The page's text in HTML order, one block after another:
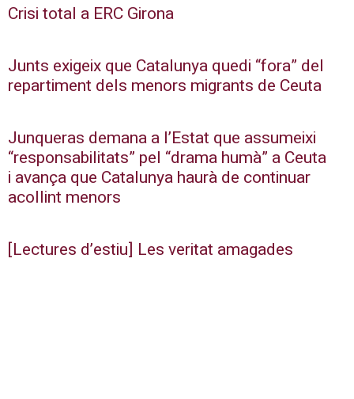
Crisi total a ERC Girona
Junts exigeix que Catalunya quedi “fora” del
repartiment dels menors migrants de Ceuta
Junqueras demana a l’Estat que assumeixi
“responsabilitats” pel “drama humà” a Ceuta
i avança que Catalunya haurà de continuar
acollint menors
[Lectures d’estiu] Les veritat amagades